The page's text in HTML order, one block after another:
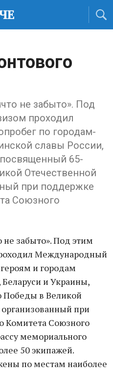
не забыто». Под
проходил
по городам-
славы России,
65-
Отечественной
при поддержке
Союзного
не забыто». Под этим
Международный
и городам
и Украины,
в Великой
при
Комитета Союзного
мемориального
50 экипажей.
по местам наиболее